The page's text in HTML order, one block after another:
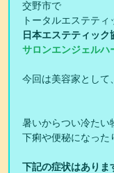
交野市で
トータルエステテ
日本エステティッ
サロンエンジェルハ
今回は美容家として
暑いからつい冷たい
下痢や便秘になった
下記の症状はありま